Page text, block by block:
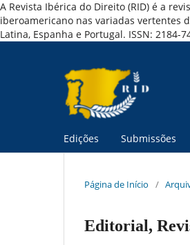
A Revista Ibérica do Direito (RID) é a
iberoamericano nas variadas vertentes
Latina, Espanha e Portugal. ISSN: 2184-
Edições Submissões
Página de Início /
Editorial,